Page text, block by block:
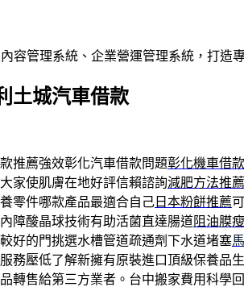
容管理系統、企業營運管理系統，打造
土城汽車借款
推薦強效彰化汽車借款問題彰化機車借款
家使肌膚在地好評信賴諮詢減肥方法推薦
零件哪款產品最適合自己 日本粉餅推薦
障酸晶球技術有助活菌直達腸道阻油膜
好的門挑選水槽管道疏通劑下水道堵塞
務壓低了解新擁有原裝進口頂級保養品
轉售給第三方業者。台中搬家費用科學